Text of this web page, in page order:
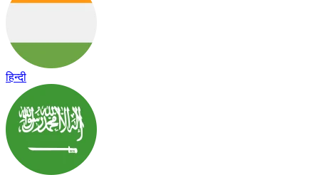
हिन्दी